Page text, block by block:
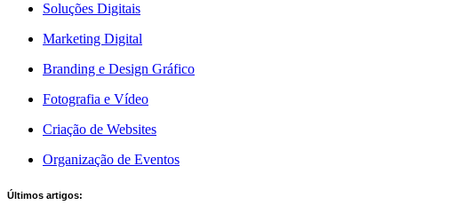
Soluções Digitais
Marketing Digital
Branding e Design Gráfico
Fotografia e Vídeo
Criação de Websites
Organização de Eventos
Últimos artigos: